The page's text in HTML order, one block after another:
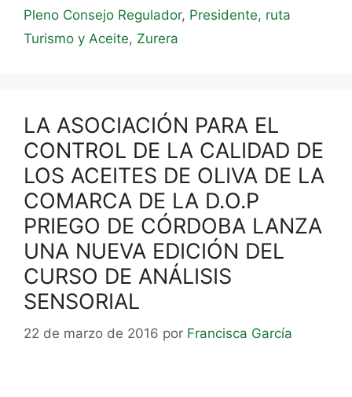
Pleno Consejo Regulador, Presidente, ruta
Turismo y Aceite, Zurera
LA ASOCIACIÓN PARA EL
CONTROL DE LA CALIDAD DE
LOS ACEITES DE OLIVA DE LA
COMARCA DE LA D.O.P
PRIEGO DE CÓRDOBA LANZA
UNA NUEVA EDICIÓN DEL
CURSO DE ANÁLISIS
SENSORIAL
22 de marzo de 2016 por Francisca García